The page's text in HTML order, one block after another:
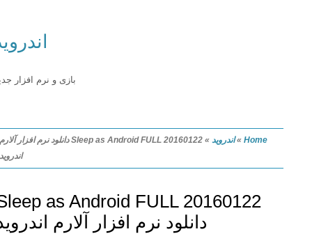
اندروید
بازی و نرم افزار جدید
Home
»اندروید»
Sleep as Android FULL 20160122 دانلود نرم افزار آلارم
اندروید
Sleep as Android FULL 20160122
دانلود نرم افزار آلارم اندروید